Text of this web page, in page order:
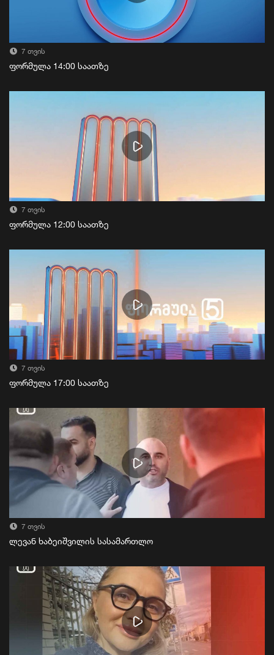
7 თვის
ფორმულა 14:00 საათზე
7 თვის
ფორმულა 12:00 საათზე
7 თვის
ფორმულა 17:00 საათზე
7 თვის
ლევან ხაბეიშვილის სასამართლო